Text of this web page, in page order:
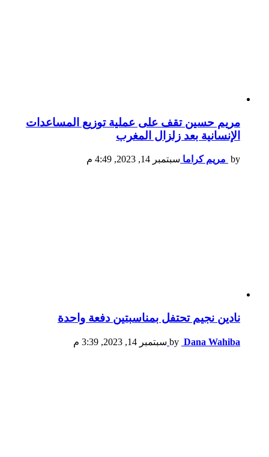
مريم حسين تقف على عملية توزيع المساعدات
الإنسانية بعد زلزال المغرب
by مريم كراما سبتمبر 14, 2023, 4:49 م
نادين نجيم تحتفل بمناسبتين دفعة واحدة
by Dana Wahiba سبتمبر 14, 2023, 3:39 م